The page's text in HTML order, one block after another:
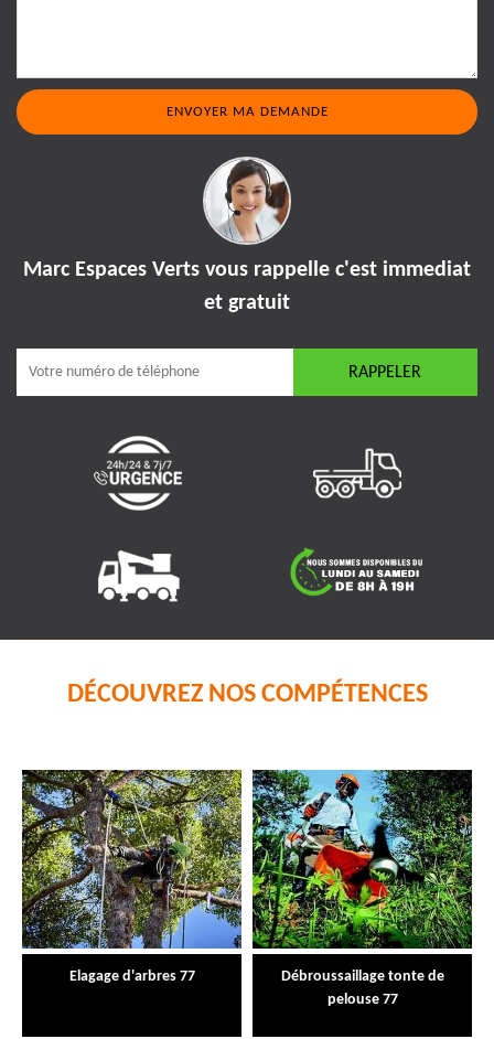
Marc Espaces Verts vous rappelle c'est immediat
et gratuit
DÉCOUVREZ NOS COMPÉTENCES
Elagage d'arbres 77
Débroussaillage tonte de
pelouse 77